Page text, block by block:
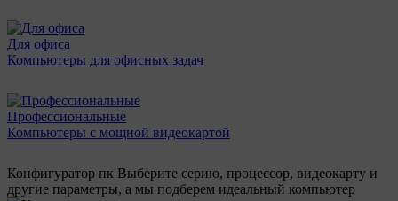
Для офиса
Компьютеры для офисных задач
Профессиональные
Компьютеры с мощной видеокартой
Конфигуратор пк Выберите серию, процессор, видеокарту и
другие параметры, а мы подберем идеальный компьютер